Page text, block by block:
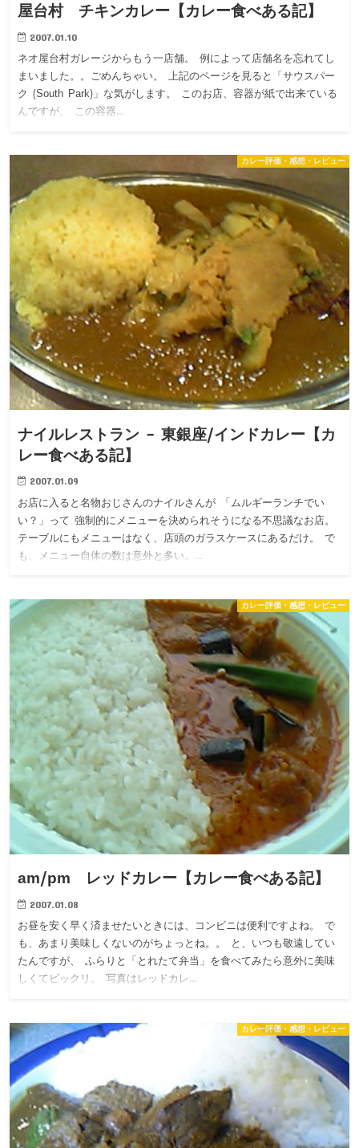
屋台村 チキンカレー【カレー食べある記】
2007.01.10
ネオ屋台村ガレージからもう一店舗。 例によって店舗名を忘れてし
まいました。。ごめんちゃい。 上記のページを見ると「サウスパー
ク (South Park)」な気がします。 このお店、容器が紙で出来ている
んですが、 この容器…
カレー評価・感想・レビュー
ナイルレストラン – 東銀座/インドカレー【カ
レー食べある記】
2007.01.09
お店に入ると名物おじさんのナイルさんが 「ムルギーランチでい
い？」って 強制的にメニューを決められそうになる不思議なお店。
テーブルにもメニューはなく、店頭のガラスケースにあるだけ。 で
も、メニュー自体の数は意外と多い。…
カレー評価・感想・レビュー
am/pm レッドカレー【カレー食べある記】
2007.01.08
お昼を安く早く済ませたいときには、コンビニは便利ですよね。 で
も、あまり美味しくないのがちょっとね。。 と、いつも敬遠してい
たんですが、 ふらりと「とれたて弁当」を食べてみたら意外に美味
しくてビックリ。 写真はレッドカレ…
カレー評価・感想・レビュー